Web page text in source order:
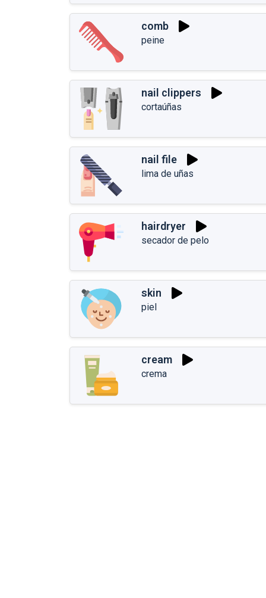
comb
peine
nail clippers
cortaúñas
nail file
lima de uñas
hairdryer
secador de pelo
skin
piel
cream
crema